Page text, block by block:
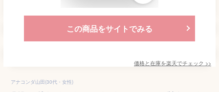
この商品をサイトでみる
価格と在庫を楽天でチェック >>
アナコンダ山田(30代・女性)